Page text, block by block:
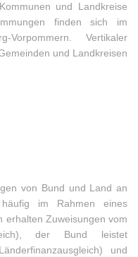
und Landkreise
finden sich im
Vorpommern. Vertikaler
und Landkreisen
von Bund und Land an
im Rahmen eines
erhalten Zuweisungen vom
der Bund leistet
und